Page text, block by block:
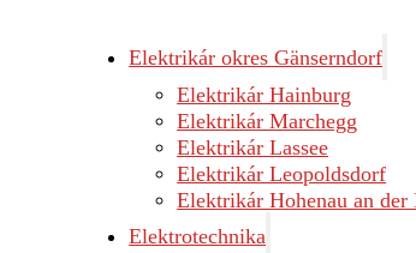
Elektrikár okres Gänserndorf
Elektrikár Hainburg
Elektrikár Marchegg
Elektrikár Lassee
Elektrikár Leopoldsdorf
Elektrikár Hohenau an der
Elektrotechnika